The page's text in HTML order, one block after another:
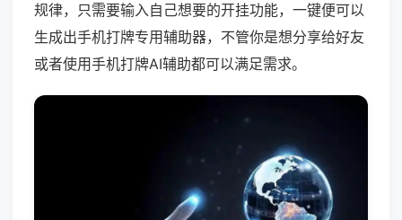
规律，只需要输入自己想要的开挂功能，一键便可以
生成出手机打牌专用辅助器，不管你是想分享给好友
或者使用手机打牌AI辅助都可以满足需求。